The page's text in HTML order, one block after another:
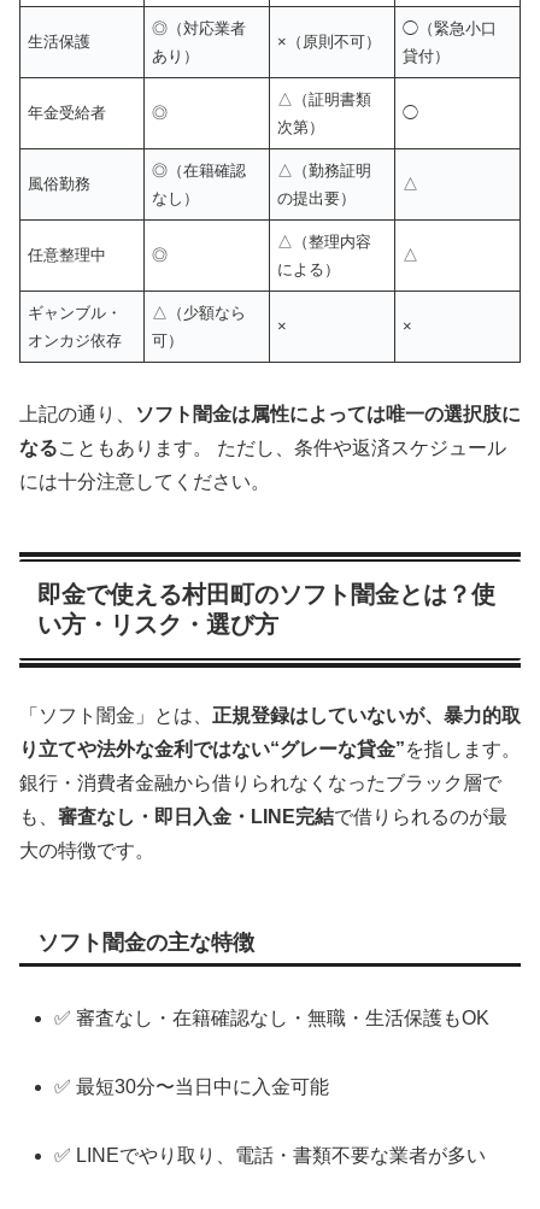
生活保護
◎（対応業者
あり）
×（原則不可）
◯（緊急小口
貸付）
年金受給者 ◎
△（証明書類
次第）
◯
風俗勤務
◎（在籍確認
なし）
△（勤務証明
の提出要）
△
任意整理中 ◎
△（整理内容
による）
△
ギャンブル・
オンカジ依存
△（少額なら
可）
× ×
上記の通り、
ソフト闇金は属性によっては唯一の選択肢に
なることもあります。 ただし、条件や返済スケジュール
には十分注意してください。
即金で使える村田町のソフト闇金とは？使
い方・リスク・選び方
「ソフト闇金」とは、 正規登録はしていないが、暴力的取
り立てや法外な金利ではない“グレーな貸金”を指します。
銀行・消費者金融から借りられなくなったブラック層で
も、 審査なし・即日入金・LINE完結で借りられるのが最
大の特徴です。
ソフト闇金の主な特徴
✅ 審査なし・在籍確認なし・無職・生活保護もOK
✅ 最短30分〜当日中に入金可能
✅ LINEでやり取り、電話・書類不要な業者が多い